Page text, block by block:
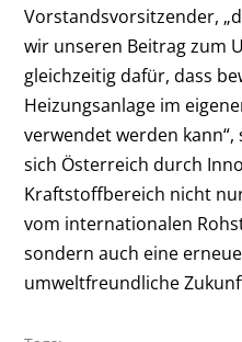
Vorstandsvorsitzender,
wir unseren Beitrag zum
gleichzeitig dafür, dass
Heizungsanlage im
verwendet werden
sich Österreich durch
Kraftstoffbereich nicht
vom internationalen
sondern auch eine
umweltfreundliche